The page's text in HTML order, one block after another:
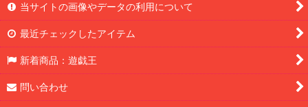
当サイトの画像やデータの利用について
最近チェックしたアイテム
新着商品：遊戯王
問い合わせ